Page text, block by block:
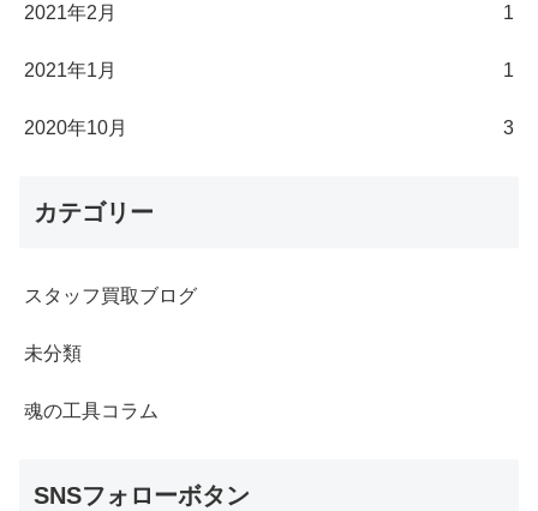
2021年2月 1
2021年1月 1
2020年10月 3
カテゴリー
スタッフ買取ブログ
未分類
魂の工具コラム
SNSフォローボタン